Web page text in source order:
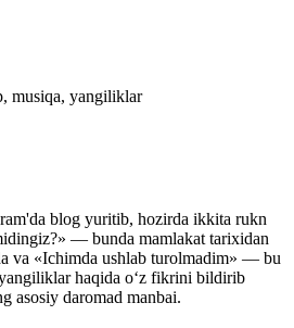
musiqa, yangiliklar
blog yuritib, hozirda ikkita rukn
— bunda mamlakat tarixidan
va «Ichimda ushlab turolmadim» — bu
haqida o‘z fikrini bildirib
asosiy daromad manbai.